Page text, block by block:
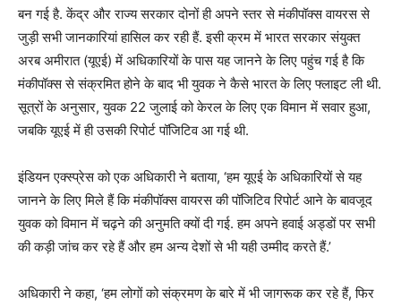
बन गई है. केंद्र और राज्य सरकार दोनों ही अपने स्तर से मंकीपॉक्स वायरस से
जुड़ी सभी जानकारियां हासिल कर रही हैं. इसी क्रम में भारत सरकार संयुक्त
अरब अमीरात (यूएई) में अधिकारियों के पास यह जानने के लिए पहुंच गई है कि
मंकीपॉक्स से संक्रमित होने के बाद भी युवक ने कैसे भारत के लिए फ्लाइट ली थी.
सूत्रों के अनुसार, युवक 22 जुलाई को केरल के लिए एक विमान में सवार हुआ,
जबकि यूएई में ही उसकी रिपोर्ट पॉजिटिव आ गई थी.
इंडियन एक्स्प्रेस को एक अधिकारी ने बताया, ‘हम यूएई के अधिकारियों से यह
जानने के लिए मिले हैं कि मंकीपॉक्स वायरस की पॉजिटिव रिपोर्ट आने के बावजूद
युवक को विमान में चढ़ने की अनुमति क्यों दी गई. हम अपने हवाई अड्डों पर सभी
की कड़ी जांच कर रहे हैं और हम अन्य देशों से भी यही उम्मीद करते हैं.’
अधिकारी ने कहा, ‘हम लोगों को संक्रमण के बारे में भी जागरूक कर रहे हैं, फिर